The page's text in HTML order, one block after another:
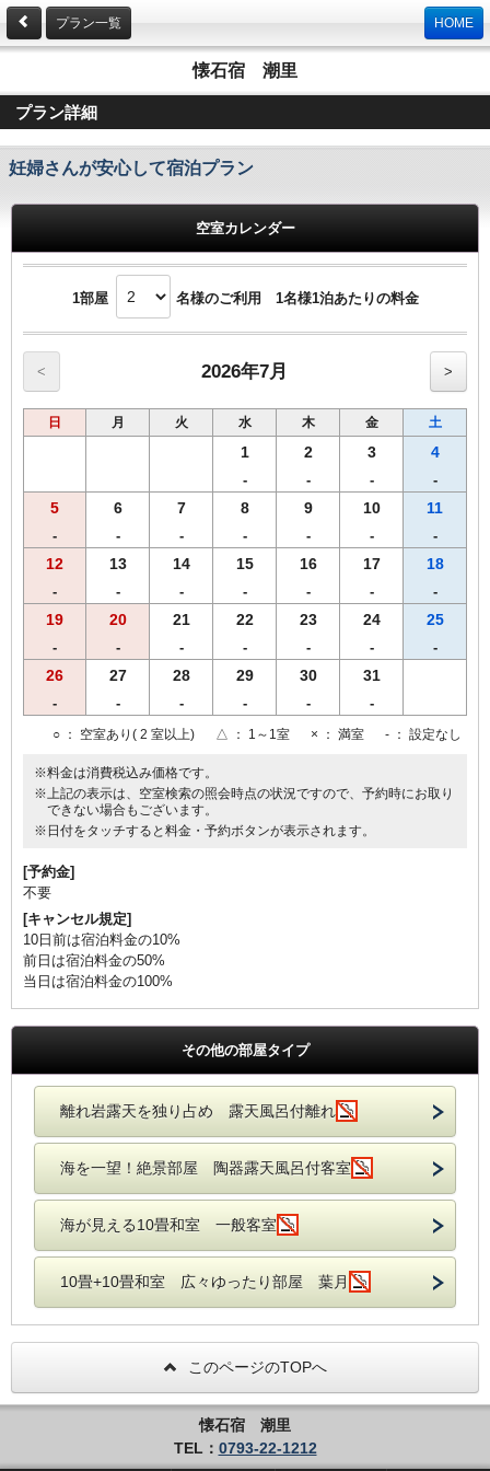
プラン一覧 HOME
懐石宿 潮里
プラン詳細
妊婦さんが安心して宿泊プラン
空室カレンダー
1部屋 名様のご利用 1名様1泊あたりの料金
< 2026年7月 >
日 月 火 水 木 金 土
1
-
2
-
3
-
4
-
5
-
6
-
7
-
8
-
9
-
10
-
11
-
12
-
13
-
14
-
15
-
16
-
17
-
18
-
19
-
20
-
21
-
22
-
23
-
24
-
25
-
26
-
27
-
28
-
29
-
30
-
31
-
○ ： 空室あり( 2 室以上) △ ： 1～1室 × ： 満室 - ： 設定なし
※料金は消費税込み価格です。
※上記の表示は、空室検索の照会時点の状況ですので、予約時にお取り
できない場合もございます。
※日付をタッチすると料金・予約ボタンが表示されます。
[予約金]
不要
[キャンセル規定]
10日前は宿泊料金の10%
前日は宿泊料金の50%
当日は宿泊料金の100%
その他の部屋タイプ
離れ岩露天を独り占め 露天風呂付離れ
海を一望！絶景部屋 陶器露天風呂付客室
海が見える10畳和室 一般客室
10畳+10畳和室 広々ゆったり部屋 葉月
このページのTOPへ
懐石宿 潮里
TEL： 0793-22-1212